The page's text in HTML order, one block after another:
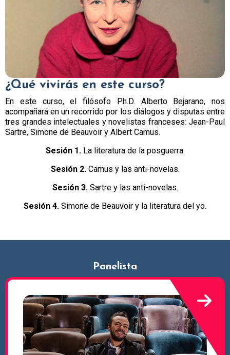
¿Qué vivirás en este curso?
En este curso, el filósofo Ph.D. Alberto Bejarano, nos
acompañará en un recorrido por los diálogos y disputas entre
tres grandes intelectuales y novelistas franceses: Jean-Paul
Sartre, Simone de Beauvoir y Albert Camus.
Sesión 1. La literatura de la posguerra.
Sesión 2. Camus y las anti-novelas.
Sesión 3. Sartre y las anti-novelas.
Sesión 4. Simone de Beauvoir y la literatura del yo.
Panelista